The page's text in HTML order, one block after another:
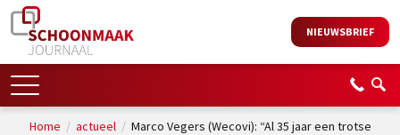
NIEUWSBRIEF
Home / actueel/ Marco Vegers (Wecovi): “Al 35 jaar een trotse